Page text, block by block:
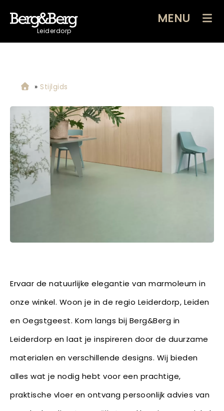
Leiderdorp
MENU
» Stijlgids
Ervaar de natuurlijke elegantie van marmoleum in
onze winkel. Woon je in de regio Leiderdorp, Leiden
en Oegstgeest. Kom langs bij Berg&Berg in
Leiderdorp en laat je inspireren door de duurzame
materialen en verschillende designs. Wij bieden
alles wat je nodig hebt voor een prachtige,
praktische vloer en ontvang persoonlijk advies van